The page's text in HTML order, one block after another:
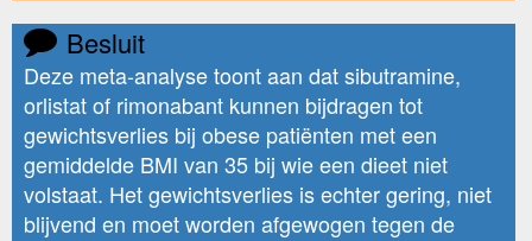
Besluit
Deze meta-analyse toont aan dat sibutramine,
orlistat of rimonabant kunnen bijdragen tot
gewichtsverlies bij obese patiënten met een
gemiddelde BMI van 35 bij wie een dieet niet
volstaat. Het gewichtsverlies is echter gering, niet
blijvend en moet worden afgewogen tegen de